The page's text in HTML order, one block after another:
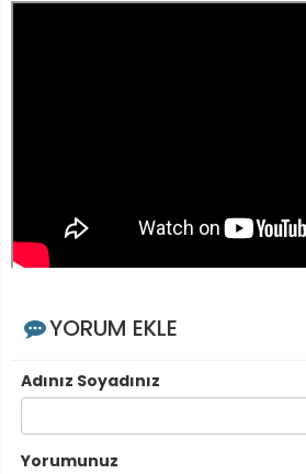
YORUM EKLE
Adınız Soyadınız
Yorumunuz